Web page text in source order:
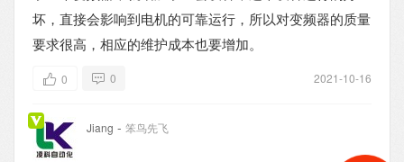
坏，直接会影响到电机的可靠运行，所以对变频器的质量
要求很高，相应的维护成本也要增加。
2021-10-16
0 0
Jiang - 笨鸟先飞